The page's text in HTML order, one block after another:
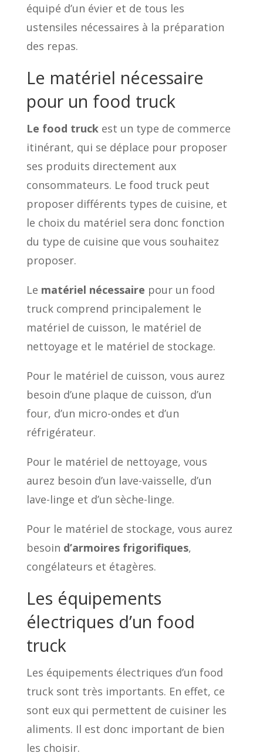
équipé d’un évier et de tous les
ustensiles nécessaires à la préparation
des repas.
Le matériel nécessaire
pour un food truck
Le food truckest un type de commerce
itinérant, qui se déplace pour proposer
ses produits directement aux
consommateurs. Le food truck peut
proposer différents types de cuisine, et
le choix du matériel sera donc fonction
du type de cuisine que vous souhaitez
proposer.
Le matériel nécessaire pour un food
truck comprend principalement le
matériel de cuisson, le matériel de
nettoyage et le matériel de stockage.
Pour le matériel de cuisson, vous aurez
besoin d’une plaque de cuisson, d’un
four, d’un micro-ondes et d’un
réfrigérateur.
Pour le matériel de nettoyage, vous
aurez besoin d’un lave-vaisselle, d’un
lave-linge et d’un sèche-linge.
Pour le matériel de stockage, vous aurez
besoin d’armoires frigorifiques,
congélateurs et étagères.
Les équipements
électriques d’un food
truck
Les équipements électriques d’un food
truck sont très importants. En effet, ce
sont eux qui permettent de cuisiner les
aliments. Il est donc important de bien
les choisir.